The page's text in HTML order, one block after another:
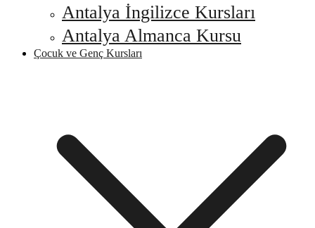
Antalya İngilizce Kursları
Antalya Almanca Kursu
Çocuk ve Genç Kursları